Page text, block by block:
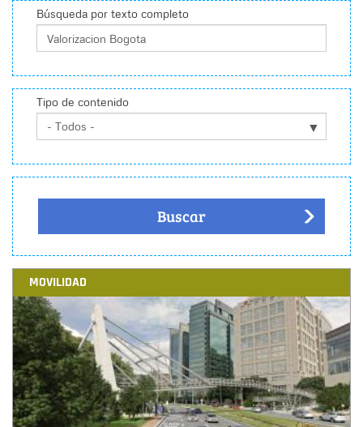
Búsqueda por texto completo
Tipo de contenido
Buscar
MOVILIDAD